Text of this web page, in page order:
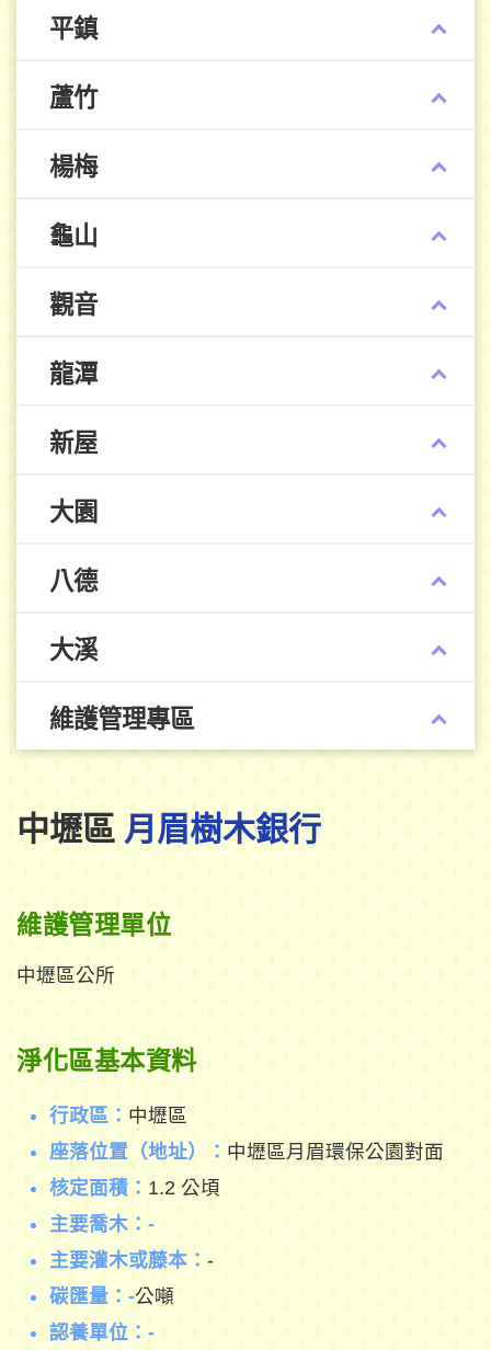
平鎮
蘆竹
楊梅
龜山
觀音
龍潭
新屋
大園
八德
大溪
維護管理專區
中壢區月眉樹木銀行
維護管理單位
中壢區公所
淨化區基本資料
行政區： 中壢區
座落位置（地址）： 中壢區月眉環保公園對面
核定面積： 1.2 公頃
主要喬木：-
主要灌木或藤本： -
碳匯量：-公噸
認養單位：-